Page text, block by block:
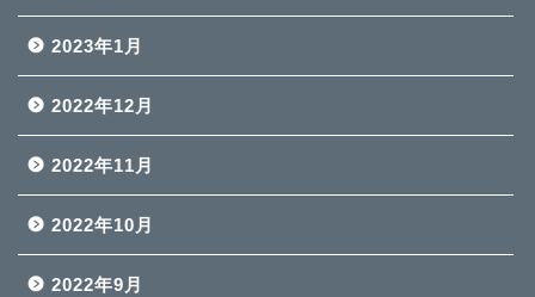
2023年1月
2022年12月
2022年11月
2022年10月
2022年9月